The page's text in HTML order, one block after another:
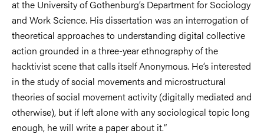
at the University of Gothenburg’s Department for Sociology
and Work Science. His dissertation was an interrogation of
theoretical approaches to understanding digital collective
action grounded in a three-year ethnography of the
hacktivist scene that calls itself Anonymous. He’s interested
in the study of social movements and microstructural
theories of social movement activity (digitally mediated and
otherwise), but if left alone with any sociological topic long
enough, he will write a paper about it.“